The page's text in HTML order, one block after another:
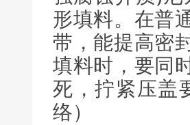
形填料。在普
带，能提高密
填料时，要同
死，拧紧压盖
络）